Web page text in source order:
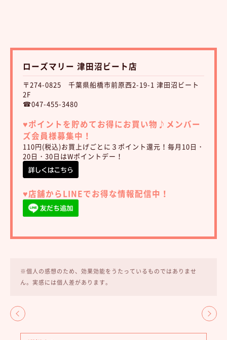
ローズマリー 津田沼ビート店
〒274-0825 千葉県船橋市前原西2-19-1 津田沼ビート
2F
☎047-455-3480
♥︎ポイントを貯めてお得にお買い物♪ メンバー
ズ会員様募集中！
110円(税込)お買上げごとに３ポイント還元！毎月10日・
20日・30日はWポイントデー！
♥︎店舗からLINEでお得な情報配信中！
※個人の感想のため、効果効能をうたっているものではありませ
ん。実感には個人差があります。